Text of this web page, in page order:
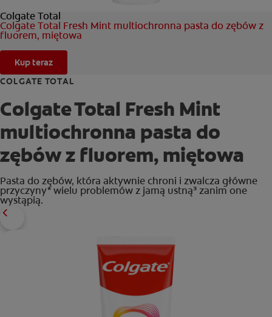
Colgate Total
Colgate Total Fresh Mint multiochronna pasta do zębów z
fluorem, miętowa
Kup teraz
COLGATE TOTAL
Colgate Total Fresh Mint
multiochronna pasta do
zębów z fluorem, miętowa
Pasta do zębów, która aktywnie chroni i zwalcza główne
przyczyny* wielu problemów z jamą ustną³ zanim one
wystąpią.